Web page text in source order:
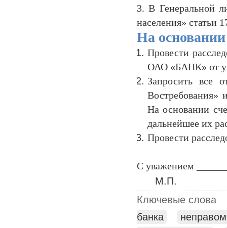
3. В Генеральной
населения» статьи
На
Провести
ОАО «БАНК» от
Запросить все
На основании
дальнейшее их
Провести
С уважением
М.П.
Ключевые слова
банка